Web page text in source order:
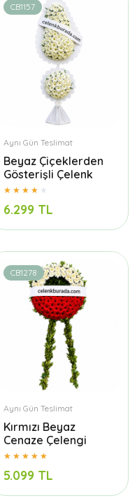
CB1157
Aynı Gün Teslimat
Beyaz Çiçeklerden
Gösterişli Çelenk
6.299 TL
CB1278
Aynı Gün Teslimat
Kırmızı Beyaz
Cenaze Çelengi
5.099 TL